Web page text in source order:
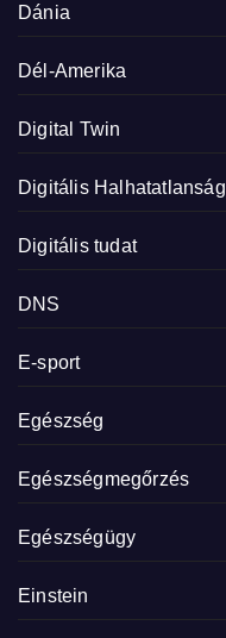
Dánia
Dél-Amerika
Digital Twin
Digitális Halhatatlanság
Digitális tudat
DNS
E-sport
Egészség
Egészségmegőrzés
Egészségügy
Einstein